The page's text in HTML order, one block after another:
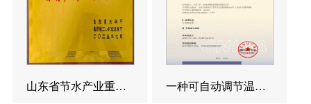
山东省节水产业重点企业 一种可自动调节温度的反渗透造水设备发明专利